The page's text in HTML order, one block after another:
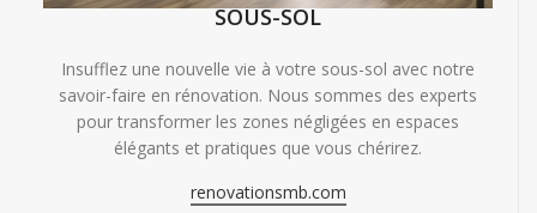
SOUS-SOL
Insufflez une nouvelle vie à votre sous-sol avec notre
savoir-faire en rénovation. Nous sommes des experts
pour transformer les zones négligées en espaces
élégants et pratiques que vous chérirez.
renovationsmb.com